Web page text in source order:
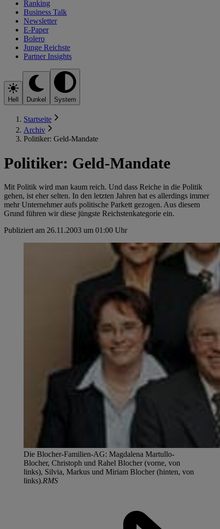
Ranking
Business Talk
Newsletter
E-Paper
Bolero
Junge Reichste
Partner Insights
Hell Dunkel System
Startseite
Archiv
Politiker: Geld-Mandate
Politiker: Geld-Mandate
Mit Politik wird man kaum reich. Und dass Reiche in die Politik
gehen, ist eher selten. In den letzten Jahren hat es allerdings immer
mehr Unternehmer aufs politische Parkett gezogen. Aus diesem
Grund führen wir diese jüngste Reichstenkategorie ein.
Publiziert am 26.11.2003 um 01:00 Uhr
Die Blocher-Familien-AG: Magdalena Martullo-
Blocher, Christoph und Rahel Blocher (vorne, von
links), Silvia, Markus und Miriam Blocher (hinten, von
links).RMS